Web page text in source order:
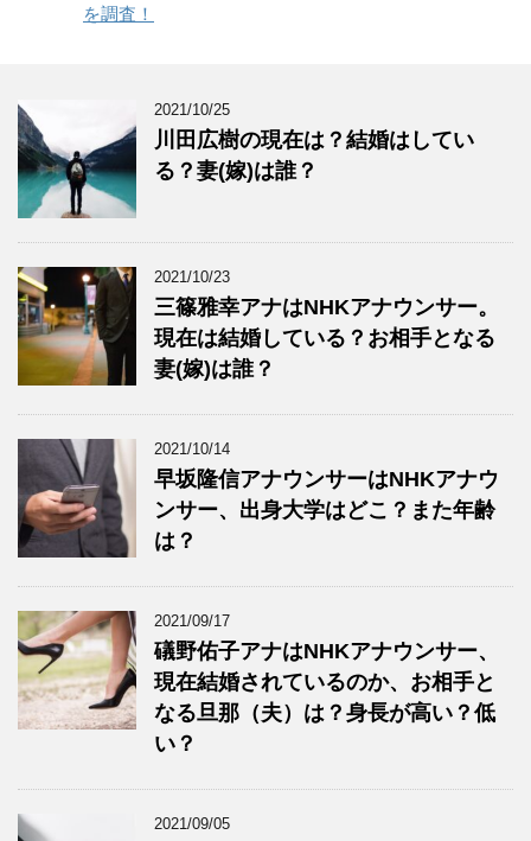
を調査！
2021/10/25
川田広樹の現在は？結婚はしてい
る？妻(嫁)は誰？
2021/10/23
三篠雅幸アナはNHKアナウンサー。
現在は結婚している？お相手となる
妻(嫁)は誰？
2021/10/14
早坂隆信アナウンサーはNHKアナウ
ンサー、出身大学はどこ？また年齢
は？
2021/09/17
礒野佑子アナはNHKアナウンサー、
現在結婚されているのか、お相手と
なる旦那（夫）は？身長が高い？低
い？
2021/09/05